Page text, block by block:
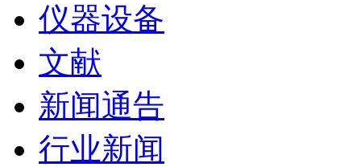
仪器设备
文献
新闻通告
行业新闻